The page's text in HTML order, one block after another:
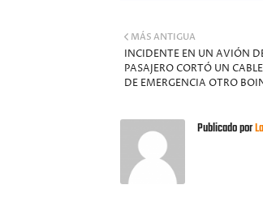
MÁS ANTIGUA
INCIDENTE EN UN AVIÓN
PASAJERO CORTÓ UN
DE EMERGENCIA OTRO
Publicado por